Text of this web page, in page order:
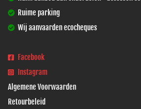
Ruime parking
Wij aanvaarden ecocheques
Facebook
Instagram
Algemene Voorwaarden
Retourbeleid